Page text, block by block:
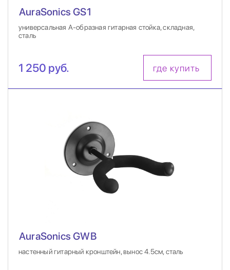
AuraSonics GS1
универсальная А-образная гитарная стойка, складная,
сталь
1 250 руб. где купить
AuraSonics GWB
настенный гитарный кронштейн, вынос 4.5см, сталь